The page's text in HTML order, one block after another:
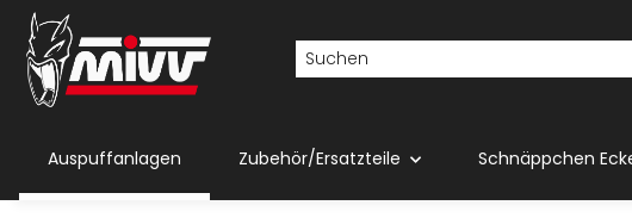
Auspuffanlagen Zubehör/Ersatzteile Schnäppchen